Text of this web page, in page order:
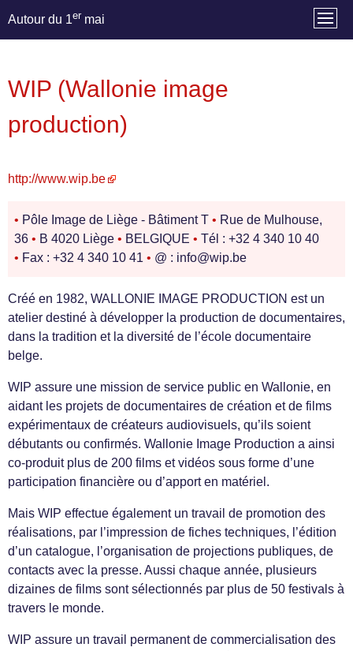
Autour du 1er mai
WIP (Wallonie image
production)
http://www.wip.be
• Pôle Image de Liège - Bâtiment T • Rue de Mulhouse,
36 • B 4020 Liège • BELGIQUE • Tél : +32 4 340 10 40
• Fax : +32 4 340 10 41 • @ : info@wip.be
Créé en 1982, WALLONIE IMAGE PRODUCTION est un
atelier destiné à développer la production de documentaires,
dans la tradition et la diversité de l’école documentaire
belge.
WIP assure une mission de service public en Wallonie, en
aidant les projets de documentaires de création et de films
expérimentaux de créateurs audiovisuels, qu’ils soient
débutants ou confirmés. Wallonie Image Production a ainsi
co-produit plus de 200 films et vidéos sous forme d’une
participation financière ou d’apport en matériel.
Mais WIP effectue également un travail de promotion des
réalisations, par l’impression de fiches techniques, l’édition
d’un catalogue, l’organisation de projections publiques, de
contacts avec la presse. Aussi chaque année, plusieurs
dizaines de films sont sélectionnés par plus de 50 festivals à
travers le monde.
WIP assure un travail permanent de commercialisation des